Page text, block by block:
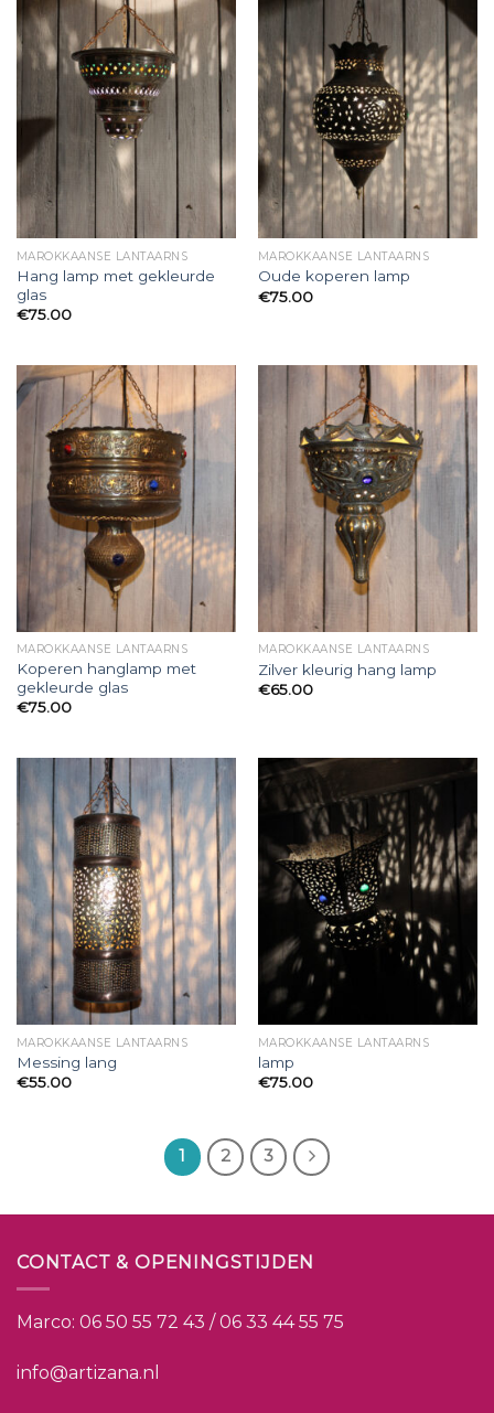
MAROKKAANSE LANTAARNS
Hang lamp met gekleurde
glas
€75.00
MAROKKAANSE LANTAARNS
Oude koperen lamp
€75.00
MAROKKAANSE LANTAARNS
Koperen hanglamp met
gekleurde glas
€75.00
MAROKKAANSE LANTAARNS
Zilver kleurig hang lamp
€65.00
MAROKKAANSE LANTAARNS
Messing lang
€55.00
MAROKKAANSE LANTAARNS
lamp
€75.00
1 2 3
CONTACT & OPENINGSTIJDEN
Marco: 06 50 55 72 43 / 06 33 44 55 75
info@artizana.nl